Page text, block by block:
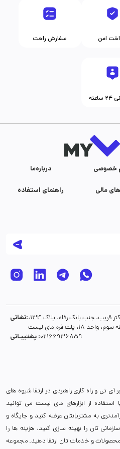
سفارش راحت امن
درباره‌ما خصوصی
راهنمای استفاده مالی
نشانی:تهران، خیابان آزادی، روبروی خیابان دکتر قریب، جنب بانک رفاه، پلاک 134،
واحد 18، پلت فرم مای لیست
پشتیبـانی :02166936859
تی و راه کاری راهبردی در ارتقا شیوه های
از ابزارهای مای لیست می توانید
به مشتریانتان عرضه کنید و جایگاه و
تان را بهینه سازی کنید، هزینه ها را
و خدمات تان ارتقا دهید. مجموعه